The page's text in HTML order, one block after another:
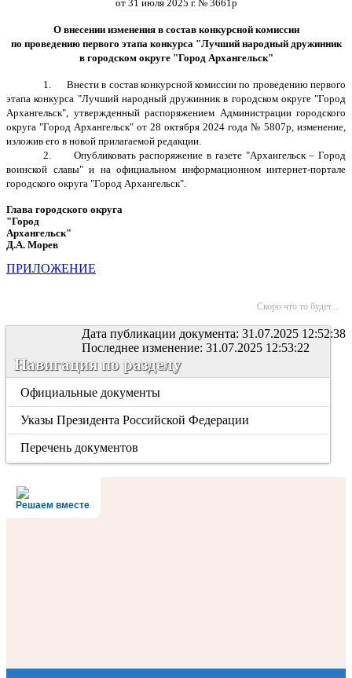
от 31 июля 2025 г. № 3661р
О внесении изменения в состав конкурсной комиссии
по проведению первого этапа конкурса "Лучший народный дружинник
в городском округе "Город Архангельск"
1. Внести в состав конкурсной комиссии по проведению первого
этапа конкурса "Лучший народный дружинник в городском округе "Город
Архангельск", утвержденный распоряжением Администрации городского
округа "Город Архангельск" от 28 октября 2024 года № 5807р, изменение,
изложив его в новой прилагаемой редакции.
2. Опубликовать распоряжение в газете "Архангельск – Город
воинской славы" и на официальном информационном интернет-портале
городского округа "Город Архангельск".
Глава городского округа
"Город
Архангельск"
Д.А. Морев
ПРИЛОЖЕНИЕ
Скоро что то будет...
Дата публикации документа: 31.07.2025 12:52:38
Последнее изменение: 31.07.2025 12:53:22
Навигация по разделу
Официальные документы
Указы Президента Российской Федерации
Перечень документов
Решаем вместе